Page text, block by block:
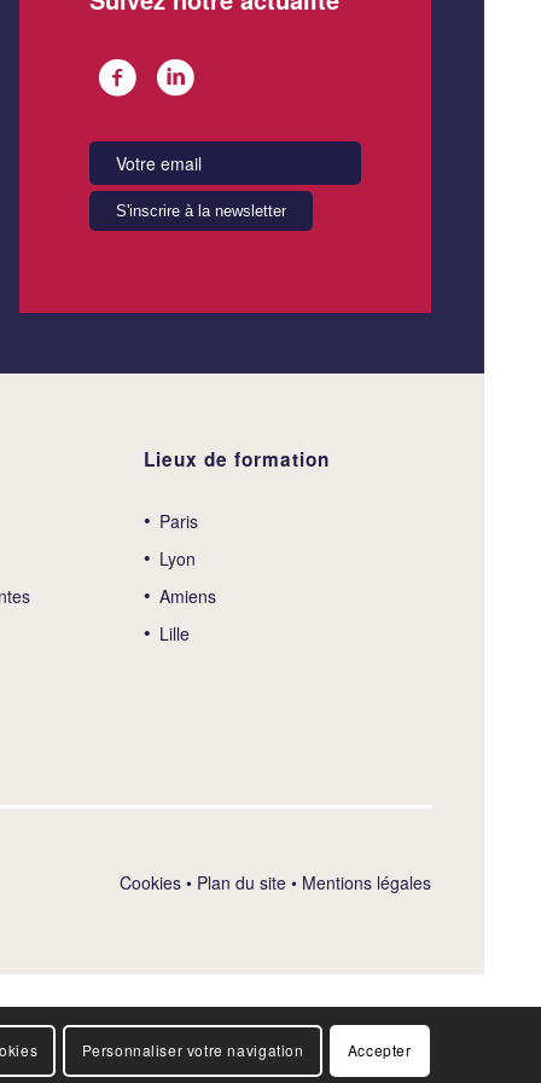
Lieux de formation
Paris
Lyon
Amiens
Lille
Cookies • Plan du site • Mentions légales
Personnaliser votre navigation Accepter